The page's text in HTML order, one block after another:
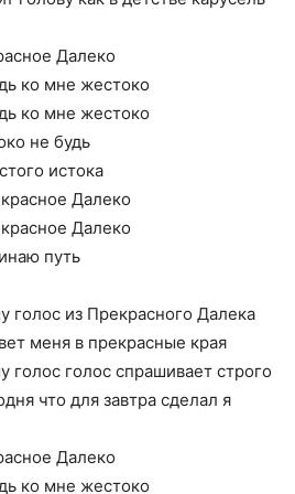
Далеко
ко мне жестоко
ко мне жестоко
не будь
истока
Далеко
Далеко
путь
голос из Прекрасного Далека
меня в прекрасные края
голос голос спрашивает строго
что для завтра сделал я
Далеко
ко мне жестоко